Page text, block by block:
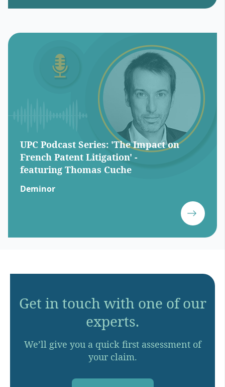
UPC Podcast Series: 'The Impact on
French Patent Litigation' -
featuring Thomas Cuche
Deminor
Get in touch with one of our
experts.
We’ll give you a quick first assessment of
your claim.